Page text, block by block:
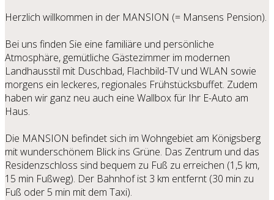
Herzlich willkommen in der MANSION (= Mansens Pension).
Bei uns finden Sie eine familiäre und persönliche
Atmosphäre, gemütliche Gästezimmer im modernen
Landhausstil mit Duschbad, Flachbild-TV und WLAN sowie
morgens ein leckeres, regionales Frühstücksbuffet. Zudem
haben wir ganz neu auch eine Wallbox für Ihr E-Auto am
Haus.
Die MANSION befindet sich im Wohngebiet am Königsberg
mit wunderschönem Blick ins Grüne. Das Zentrum und das
Residenzschloss sind bequem zu Fuß zu erreichen (1,5 km,
15 min Fußweg). Der Bahnhof ist 3 km entfernt (30 min zu
Fuß oder 5 min mit dem Taxi).